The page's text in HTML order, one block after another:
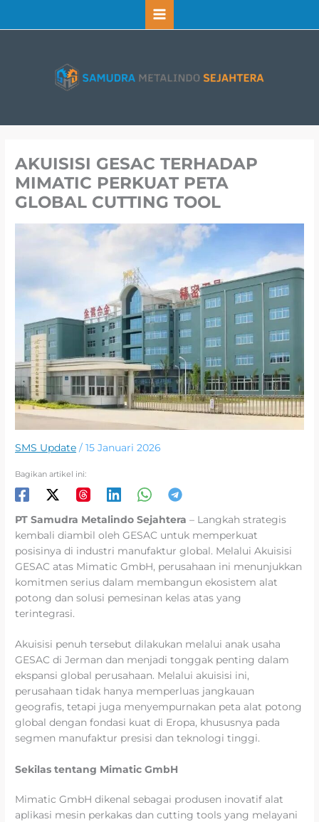
AKUISISI GESAC TERHADAP
MIMATIC PERKUAT PETA
GLOBAL CUTTING TOOL
SMS Update /15 Januari 2026
Bagikan artikel ini:
PT Samudra Metalindo Sejahtera– Langkah strategis
kembali diambil oleh GESAC untuk memperkuat
posisinya di industri manufaktur global. Melalui Akuisisi
GESAC atas Mimatic GmbH, perusahaan ini menunjukkan
komitmen serius dalam membangun ekosistem alat
potong dan solusi pemesinan kelas atas yang
terintegrasi.
Akuisisi penuh tersebut dilakukan melalui anak usaha
GESAC di Jerman dan menjadi tonggak penting dalam
ekspansi global perusahaan. Melalui akuisisi ini,
perusahaan tidak hanya memperluas jangkauan
geografis, tetapi juga menyempurnakan peta alat potong
global dengan fondasi kuat di Eropa, khususnya pada
segmen manufaktur presisi dan teknologi tinggi.
Sekilas tentang Mimatic GmbH
Mimatic GmbH dikenal sebagai produsen inovatif alat
aplikasi mesin perkakas dan cutting tools yang melayani